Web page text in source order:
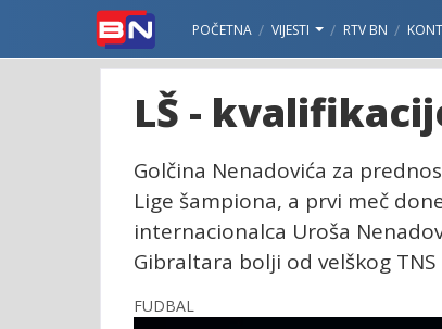
POČETNA VIJESTI RTV BN
LŠ -
Golčina Nenadovića za
Lige šampiona, a prvi meč
internacionalca Uroša
Gibraltara bolji od velškog
FUDBAL